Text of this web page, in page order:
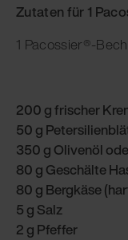
Zutaten für 1
1 Pacossier®-
200 g frischer
50 g
350 g Olivenöl
80 g Geschälte
80 g Bergkäse
5 g Salz
2 g Pfeffer